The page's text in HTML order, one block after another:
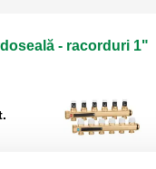
- racorduri 1"